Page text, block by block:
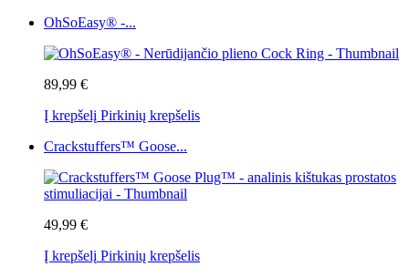
OhSoEasy® -...
89,99 €
Į krepšelį Pirkinių krepšelis
Crackstuffers™ Goose...
49,99 €
Į krepšelį Pirkinių krepšelis